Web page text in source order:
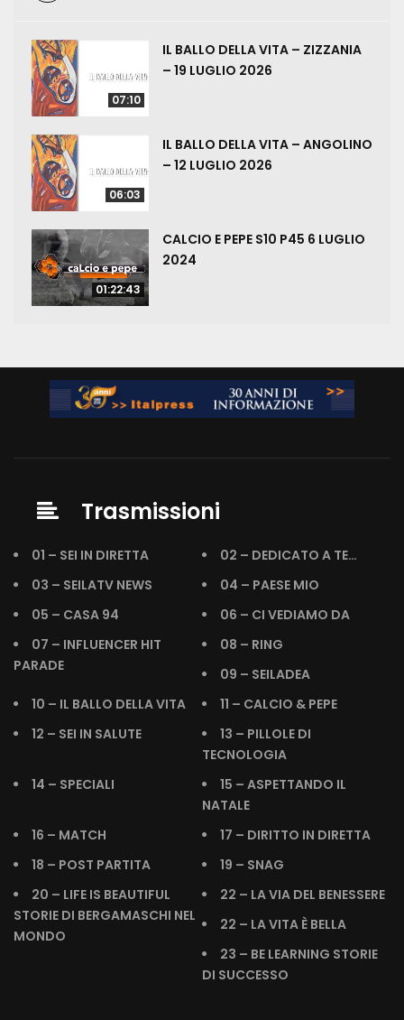
07:10
IL BALLO DELLA VITA – ZIZZANIA
– 19 LUGLIO 2026
06:03
IL BALLO DELLA VITA – ANGOLINO
– 12 LUGLIO 2026
01:22:43
CALCIO E PEPE S10 P45 6 LUGLIO
2024
Trasmissioni
01 – SEI IN DIRETTA
02 – DEDICATO A TE…
03 – SEILATV NEWS
04 – PAESE MIO
05 – CASA 94
06 – CI VEDIAMO DA
07 – INFLUENCER HIT
PARADE
08 – RING
09 – SEILADEA
10 – IL BALLO DELLA VITA
11 – CALCIO & PEPE
12 – SEI IN SALUTE
13 – PILLOLE DI
TECNOLOGIA
14 – SPECIALI
15 – ASPETTANDO IL
NATALE
16 – MATCH
17 – DIRITTO IN DIRETTA
18 – POST PARTITA
19 – SNAG
20 – LIFE IS BEAUTIFUL
STORIE DI BERGAMASCHI NEL
MONDO
22 – LA VIA DEL BENESSERE
22 – LA VITA È BELLA
23 – BE LEARNING STORIE
DI SUCCESSO